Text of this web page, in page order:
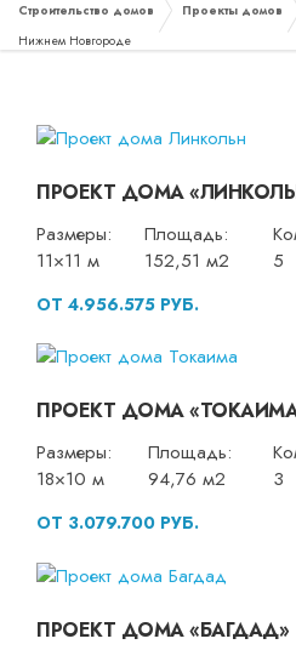
Строительство домов Проекты домов
Нижнем Новгороде
ПРОЕКТ ДОМА
Размеры:
11×11 м
Площадь:
152,51 м2
5
ОТ 4.956.575 РУБ.
ПРОЕКТ ДОМА
Размеры:
18×10 м
Площадь:
94,76 м2
3
ОТ 3.079.700 РУБ.
ПРОЕКТ ДОМА «БАГДАД»